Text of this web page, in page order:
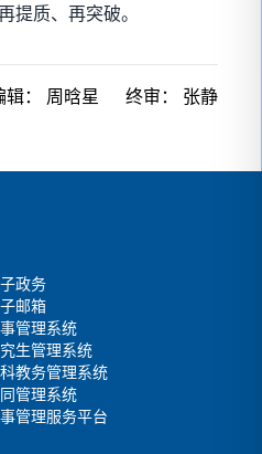
提质、再突破。
： 周晗星 终审： 张静
政务
邮箱
管理系统
生管理系统
教务管理系统
管理系统
管理服务平台